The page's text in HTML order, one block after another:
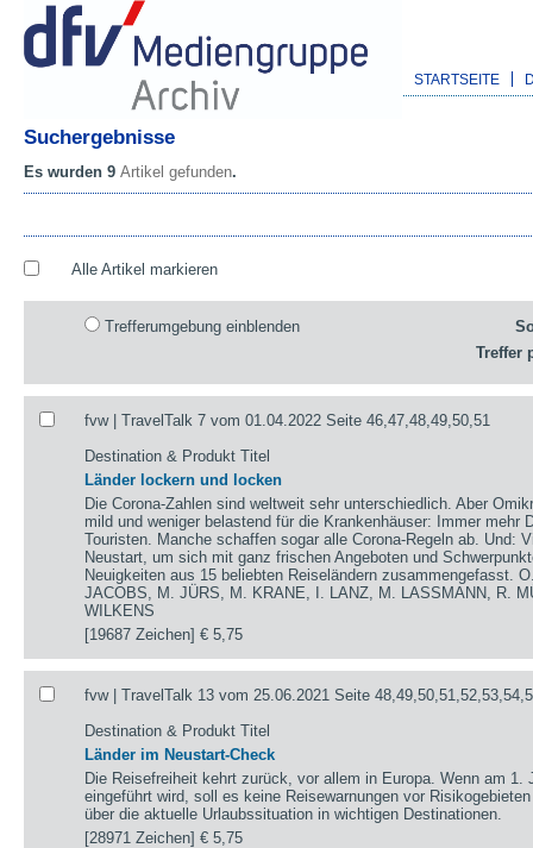
STARTSEITE
Suchergebnisse
Es wurden 9 Artikel gefunden.
Alle Artikel markieren
Trefferumgebung einblenden
Treffer
fvw | TravelTalk 7 vom 01.04.2022 Seite 46,47,48,49,50,51
Destination & Produkt Titel
Länder lockern und locken
Die Corona-Zahlen sind weltweit sehr unterschiedlich. Aber
mild und weniger belastend für die Krankenhäuser: Immer mehr
Touristen. Manche schaffen sogar alle Corona-Regeln ab. Und:
Neustart, um sich mit ganz frischen Angeboten und
Neuigkeiten aus 15 beliebten Reiseländern zusammengefasst.
JACOBS, M. JÜRS, M. KRANE, I. LANZ, M. LASSMANN, R.
WILKENS
[19687 Zeichen]€ 5,75
fvw | TravelTalk 13 vom 25.06.2021 Seite
Destination & Produkt Titel
Länder im Neustart-Check
Die Reisefreiheit kehrt zurück, vor allem in Europa. Wenn am 1.
eingeführt wird, soll es keine Reisewarnungen vor
über die aktuelle Urlaubssituation in wichtigen Destinationen.
[28971 Zeichen]€ 5,75